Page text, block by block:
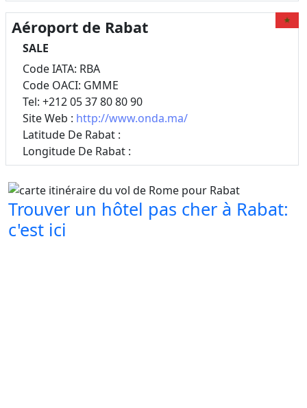
Aéroport de Rabat
SALE
Code IATA: RBA
Code OACI: GMME
Tel: +212 05 37 80 80 90
Site Web : http://www.onda.ma/
Latitude De Rabat :
Longitude De Rabat :
Trouver un hôtel pas cher à Rabat:
c'est ici